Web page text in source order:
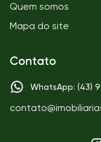
Quem somos
Mapa do site
Contato
WhatsApp: (43)